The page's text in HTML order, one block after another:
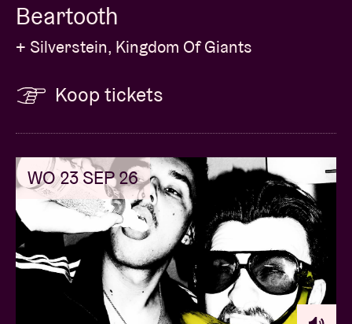
Beartooth
+ Silverstein, Kingdom Of Giants
Koop tickets
WO 23 SEP 26